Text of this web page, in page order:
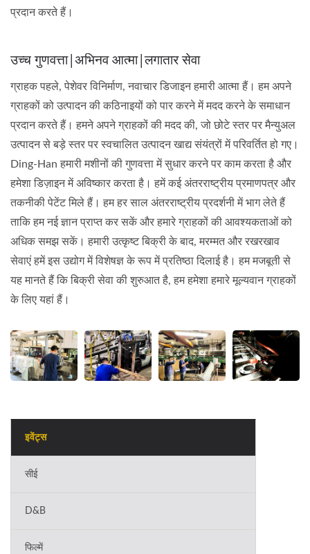
प्रदान करते हैं।
उच्च गुणवत्ता|अभिनव आत्मा|लगातार सेवा
ग्राहक पहले, पेशेवर विनिर्माण, नवाचार डिजाइन हमारी आत्मा हैं। हम अपने
ग्राहकों को उत्पादन की कठिनाइयों को पार करने में मदद करने के समाधान
प्रदान करते हैं। हमने अपने ग्राहकों की मदद की, जो छोटे स्तर पर मैन्युअल
उत्पादन से बड़े स्तर पर स्वचालित उत्पादन खाद्य संयंत्रों में परिवर्तित हो गए।
Ding-Han हमारी मशीनों की गुणवत्ता में सुधार करने पर काम करता है और
हमेशा डिज़ाइन में अविष्कार करता है। हमें कई अंतरराष्ट्रीय प्रमाणपत्र और
तकनीकी पेटेंट मिले हैं। हम हर साल अंतरराष्ट्रीय प्रदर्शनी में भाग लेते हैं
ताकि हम नई ज्ञान प्राप्त कर सकें और हमारे ग्राहकों की आवश्यकताओं को
अधिक समझ सकें। हमारी उत्कृष्ट बिक्री के बाद, मरम्मत और रखरखाव
सेवाएं हमें इस उद्योग में विशेषज्ञ के रूप में प्रतिष्ठा दिलाई है। हम मजबूती से
यह मानते हैं कि बिक्री सेवा की शुरुआत है, हम हमेशा हमारे मूल्यवान ग्राहकों
के लिए यहां हैं।
इवेंट्स
सीई
D&B
फिल्में